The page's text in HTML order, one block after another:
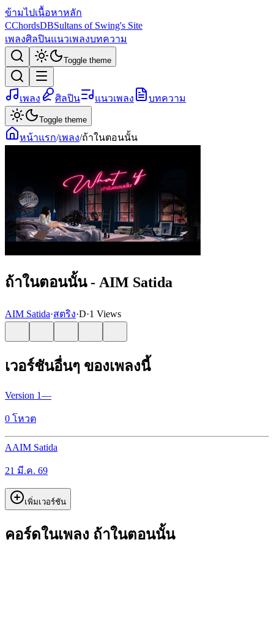
ข้ามไปเนื้อหาหลัก
CChordsDBSultans of Swing's Site
เพลงศิลปินแนวเพลงบทความ
Toggle theme
เพลง ศิลปิน แนวเพลง บทความ
Toggle theme
หน้าแรก/เพลง/ถ้าในตอนนั้น
ถ้าในตอนนั้น - AIM Satida
AIM Satida·สตริง·D·1 Views
เวอร์ชันอื่นๆ ของเพลงนี้
Version 1—
0 โหวต
AAIM Satida
21 มี.ค. 69
เพิ่มเวอร์ชัน
คอร์ดในเพลง ถ้าในตอนนั้น